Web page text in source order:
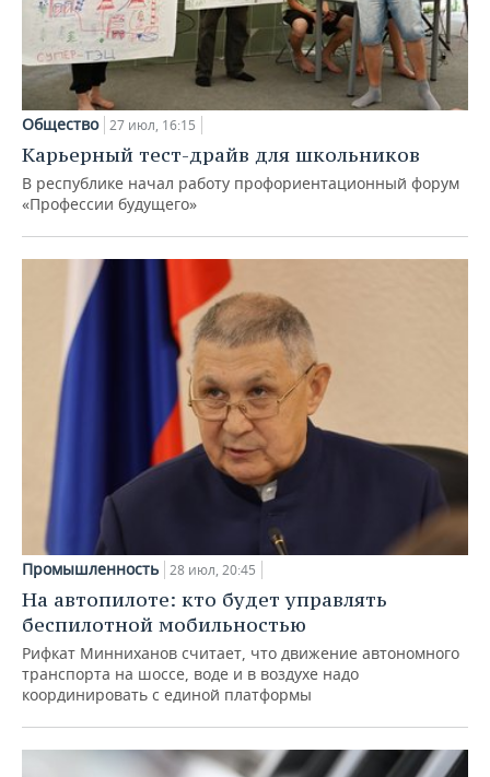
Общество 27 июл, 16:15
Карьерный тест-драйв для школьников
В республике начал работу профориентационный форум
«Профессии будущего»
Промышленность 28 июл, 20:45
На автопилоте: кто будет управлять
беспилотной мобильностью
Рифкат Минниханов считает, что движение автономного
транспорта на шоссе, воде и в воздухе надо
координировать с единой платформы